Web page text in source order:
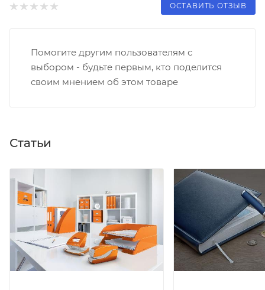
ОСТАВИТЬ ОТЗЫВ
Помогите другим пользователям с
выбором - будьте первым, кто поделится
своим мнением об этом товаре
Статьи